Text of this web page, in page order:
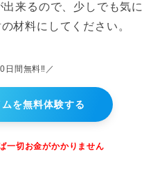
出来るので、少しでも気に
材料にしてください。
日間無料‼︎／
を無料体験する
一切お金がかかりません